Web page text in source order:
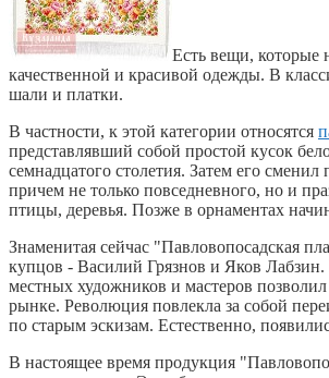
Есть вещи, которые
качественной и красивой одежды. В
шали и платки.
В частности, к этой категории относятся
представлявший собой простой кусок
семнадцатого столетия. Затем его
причем не только повседневного, но и
птицы, деревья. Позже в орнаментах
Знаменитая сейчас "Павловопосадская
купцов - Василий Грязнов и Яков Лабзин.
местных художников и мастеров
рынке. Революция повлекла за собой
по старым эскизам. Естественно,
В настоящее время продукция